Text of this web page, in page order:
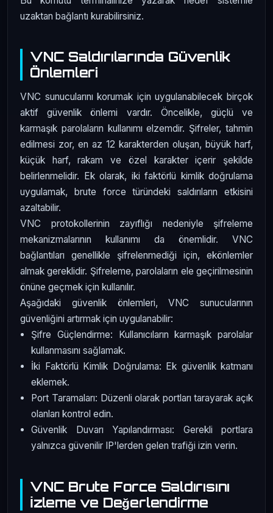
uzaktan bağlantı kurabilirsiniz.
VNC Saldırılarında Güvenlik
Önlemleri
VNC sunucularını korumak için uygulanabilecek birçok
aktif güvenlik önlemi vardır. Öncelikle, güçlü ve
karmaşık parolaların kullanımı elzemdir. Şifreler, tahmin
edilmesi zor, en az 12 karakterden oluşan, büyük harf,
küçük harf, rakam ve özel karakter içerir şekilde
belirlenmelidir. Ek olarak, iki faktörlü kimlik doğrulama
uygulamak, brute force türündeki saldırıların etkisini
azaltabilir.
VNC protokollerinin zayıflığı nedeniyle şifreleme
mekanizmalarının kullanımı da önemlidir. VNC
bağlantıları genellikle şifrelenmediği için, ekönlemler
almak gereklidir. Şifreleme, parolaların ele geçirilmesinin
önüne geçmek için kullanılır.
Aşağıdaki güvenlik önlemleri, VNC sunucularının
güvenliğini artırmak için uygulanabilir:
Şifre Güçlendirme: Kullanıcıların karmaşık parolalar
kullanmasını sağlamak.
İki Faktörlü Kimlik Doğrulama: Ek güvenlik katmanı
eklemek.
Port Taramaları: Düzenli olarak portları tarayarak açık
olanları kontrol edin.
Güvenlik Duvarı Yapılandırması: Gerekli portlara
yalnızca güvenilir IP'lerden gelen trafiği izin verin.
VNC Brute Force Saldırısını
İzleme ve Değerlendirme